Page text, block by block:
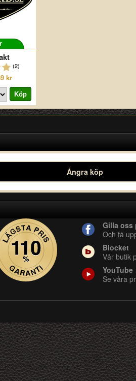
(2)
kr
Ångra köp
Gilla oss
Och få
Blocket
Vår butik
YouTube
Se våra